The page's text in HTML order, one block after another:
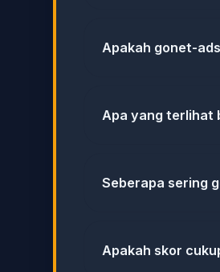
Apakah gonet-
Apa yang terlihat
Seberapa sering
Apakah skor